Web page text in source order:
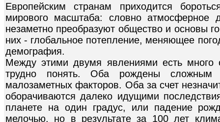
Европейским странам приходится
мирового масштаба: словно атмосферное
незаметно преобразуют общество и основы
них - глобальное потепление, меняющее
демография.
Между этими двумя явлениями есть много
трудно понять. Оба рождены сложным
малозаметных факторов. Оба за счет
оборачиваются далеко идущими
планете на один градус, или падение
мелочью, но в результате за 100 лет